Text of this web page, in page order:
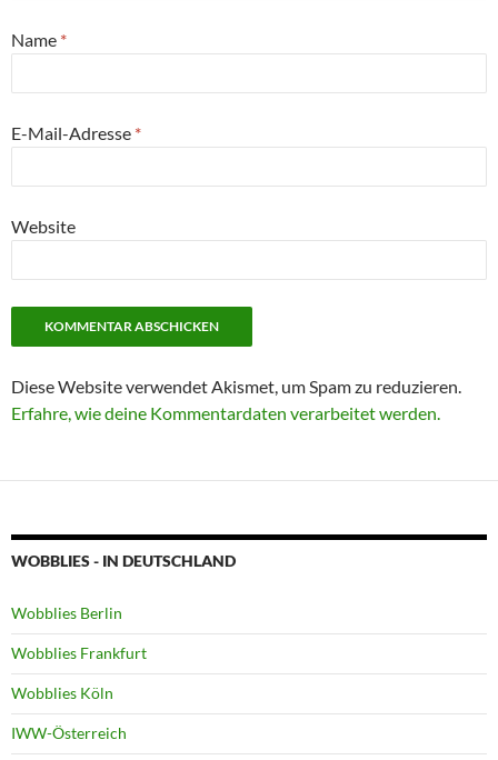
Name *
E-Mail-Adresse *
Website
Diese Website verwendet Akismet, um Spam zu reduzieren.
Erfahre, wie deine Kommentardaten verarbeitet werden.
WOBBLIES - IN DEUTSCHLAND
Wobblies Berlin
Wobblies Frankfurt
Wobblies Köln
IWW-Österreich